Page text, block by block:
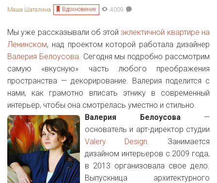
Маша Шаталина Вдохновение 4009
Мы уже рассказывали об этой эклектичной квартире на
Ленинском, над проектом которой работала дизайнер
Валерия Белоусова. Сегодня мы подробно рассмотрим
самую «вкусную» часть любого преображения
пространства — декорирование. Валерия поделится с
нами, как грамотно вписать этнику в современный
интерьер, чтобы она смотрелась уместно и стильно.
Валерия Белоусова—
основатель и арт-директор студии
Valery Design. Занимается
дизайном интерьеров с 2009 года,
в 2013 организовала свое дело.
Выпускница архитектурного